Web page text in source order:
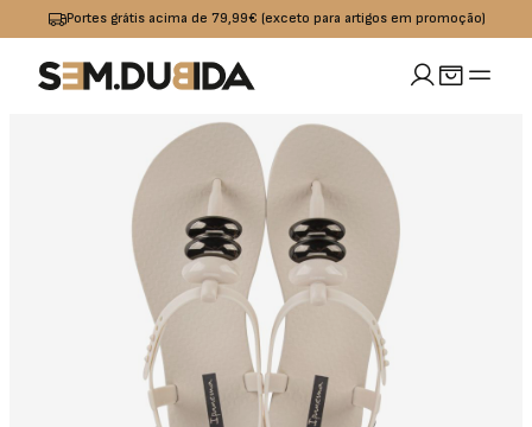
de 79,99€ (exceto para artigos em promoção) Portes
Calçado
Sapatilhas
Sandalias I
Chinelos
Acessórios
Boxers OUTLET
MULHER